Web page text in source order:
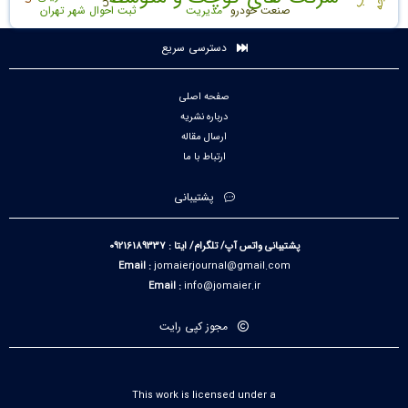
ثبت احوال شهر تهران صنعت خودرو مدیریت
دسترسی سریع
صفحه اصلی
درباره نشریه
ارسال مقاله
ارتباط با ما
پشتیبانی
پشتیبانی واتس آپ/ تلگرام/ ایتا : 09216189337
Email :jomaierjournal@gmail.com
Email :info@jomaier.ir
مجوز کپی رایت
This work is licensed under a